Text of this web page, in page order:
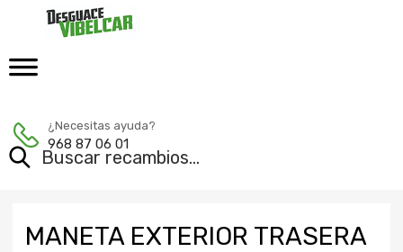
¿Necesitas ayuda?
968 87 06 01
MANETA EXTERIOR TRASERA